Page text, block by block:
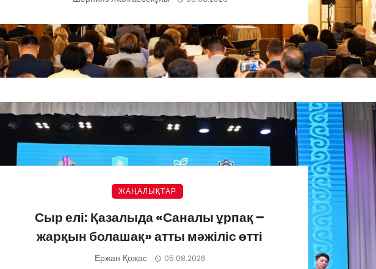
ЖАҢАЛЫҚТАР
Сыр елі: Қазалыда «Саналы ұрпақ –
жарқын болашақ» атты мәжіліс өтті
Ержан Қожас 05.08.2026